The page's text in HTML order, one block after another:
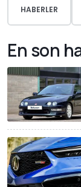
HABERLER
En son